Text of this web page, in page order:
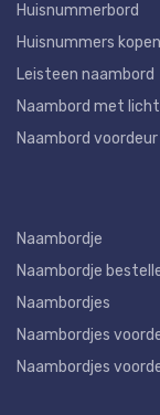
Huisnummerbord
Huisnummers kopen
Leisteen naambord
Naambord met licht
Naambord voordeur
Naambordje
Naambordje
Naambordjes
Naambordjes
Naambordjes